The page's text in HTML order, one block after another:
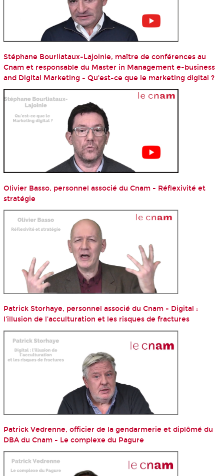
Stéphane Bourliataux-Lajoinie, maître de conférences au
Cnam et responsable du Master in Management e-business
and Digital Marketing - Qu'est-ce que le marketing digital ?
Olivier Basso, personnel associé du Cnam - Réflexivité et
stratégie
Patrick Storhaye, personnel associé du Cnam - Digital :
l'illusion de l'acculturation et les risques de fractures
Patrick Vedrenne, officier de la gendarmerie et diplômé du
DBA du Cnam - Le complexe du Pagure